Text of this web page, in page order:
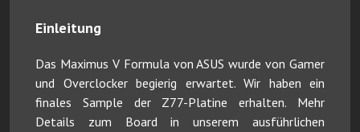
Einleitung
Das Maximus V Formula von ASUS wurde von Gamer
und Overclocker begierig erwartet. Wir haben ein
finales Sample der Z77-Platine erhalten. Mehr
Details zum Board in unserem ausführlichen